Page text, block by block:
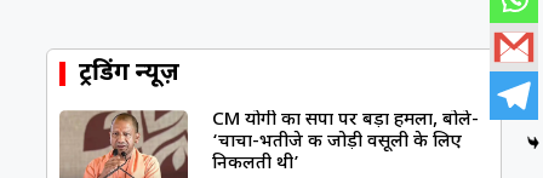
ट्रेंडिंग न्यूज़
CM योगी का सपा पर बड़ा हमला, बोले-
‘चाचा-भतीजे की जोड़ी वसूली के लिए
निकलती थी’